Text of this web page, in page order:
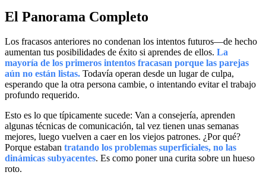
El Panorama Completo
Los fracasos anteriores no condenan los intentos futuros—de hecho
aumentan tus posibilidades de éxito si aprendes de ellos. La
mayoría de los primeros intentos fracasan porque las parejas
aún no están listas. Todavía operan desde un lugar de culpa,
esperando que la otra persona cambie, o intentando evitar el trabajo
profundo requerido.
Esto es lo que típicamente sucede: Van a consejería, aprenden
algunas técnicas de comunicación, tal vez tienen unas semanas
mejores, luego vuelven a caer en los viejos patrones. ¿Por qué?
Porque estaban tratando los problemas superficiales, no las
dinámicas subyacentes. Es como poner una curita sobre un hueso
roto.